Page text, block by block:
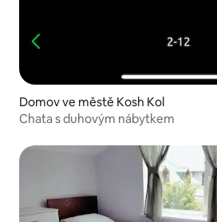
Domov ve městě Kosh Kol
Chata s duhovým nábytkem